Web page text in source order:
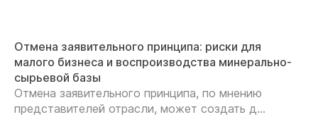
Отмена заявительного принципа: риски для
малого бизнеса и воспроизводства минерально-
сырьевой базы
Отмена заявительного принципа, по мнению
представителей отрасли, может создать д...